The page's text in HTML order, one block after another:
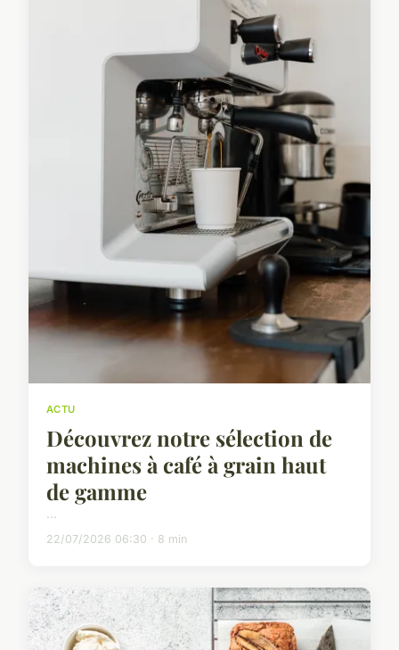
ACTU
Découvrez notre sélection de
machines à café à grain haut
de gamme
...
22/07/2026 06:30 · 8 min